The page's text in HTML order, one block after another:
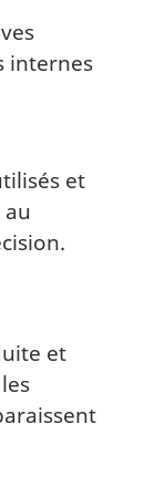
internes
et
et